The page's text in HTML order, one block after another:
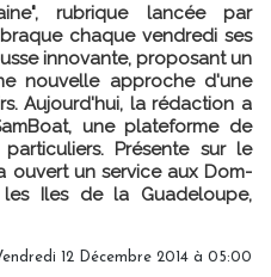
rubrique lancée par
chaque vendredi ses
innovante, proposant un
nouvelle approche d'une
Aujourd'hui, la rédaction a
une plateforme de
Présente sur le
ouvert un service aux Dom-
Iles de la Guadeloupe,
12 Décembre 2014 à 05:00